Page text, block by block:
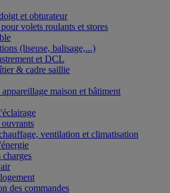
et obturateur
volets roulants et stores
(liseuse, balisage,...)
et DCL
& cadre saillie
appareillage maison et bâtiment
ventilation et climatisation
charges
des commandes